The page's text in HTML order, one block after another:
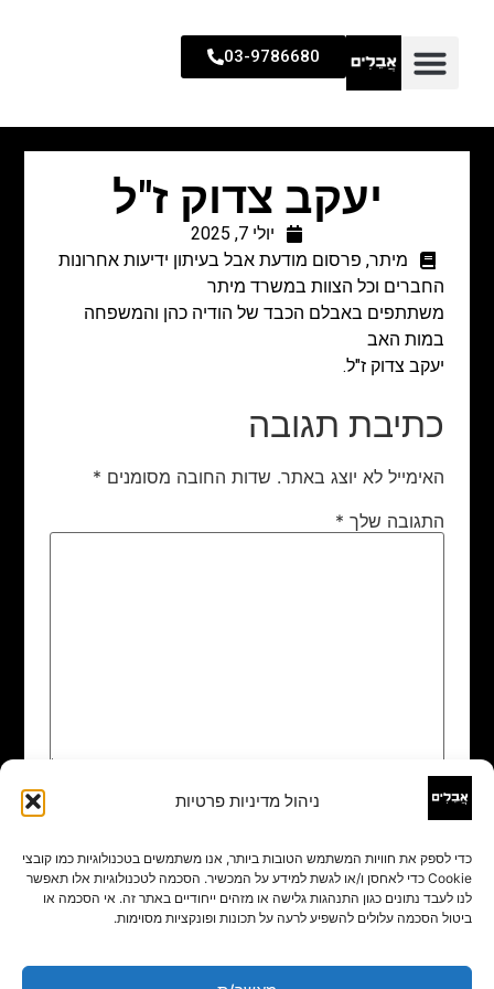
ניהול מדיניות פרטיות
כדי לספק את חוויות המשתמש הטובות ביותר, אנו משתמשים בטכנולוגיות כמו קובצי
Cookie כדי לאחסן ו/או לגשת למידע על המכשיר. הסכמה לטכנולוגיות אלו תאפשר
לנו לעבד נתונים כגון התנהגות גלישה או מזהים ייחודיים באתר זה. אי הסכמה או
ביטול הסכמה עלולים להשפיע לרעה על תכונות ופונקציות מסוימות.
03-9786680
יעקב צדוק ז"ל
יולי 7, 2025
מיתר, פרסום מודעת אבל בעיתון ידיעות אחרונות
החברים וכל הצוות במשרד מיתר
משתתפים באבלם הכבד של הודיה כהן והמשפחה
במות האב
יעקב צדוק ז"ל.
כתיבת תגובה
האימייל לא יוצג באתר. שדות החובה מסומנים *
התגובה שלך *
שם
אימייל*